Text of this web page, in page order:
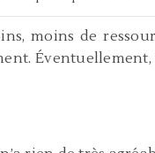
moins de